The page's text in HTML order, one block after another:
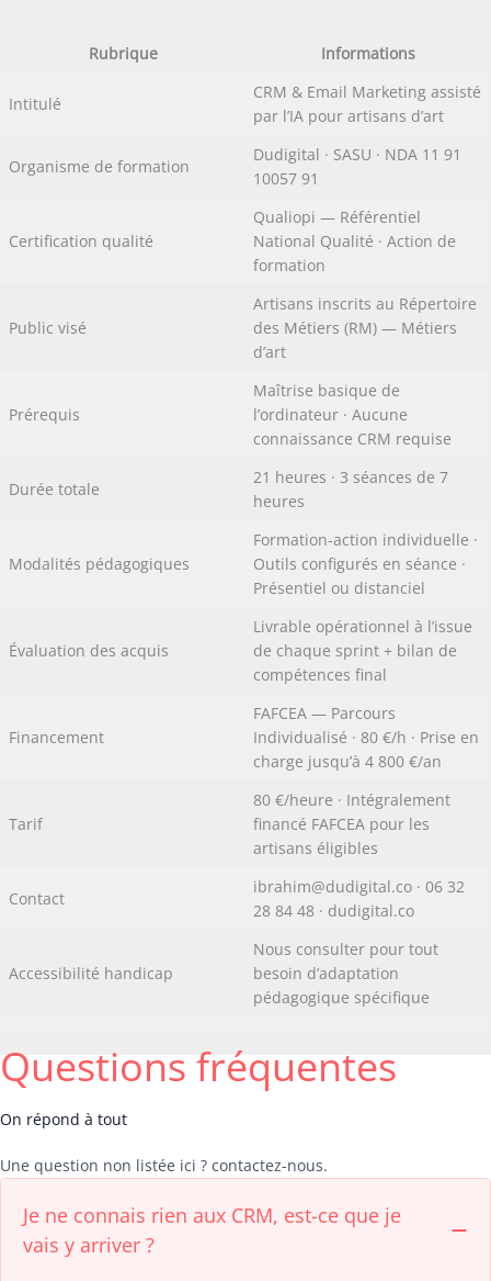
Rubrique Informations
Intitulé
CRM & Email Marketing assisté
par l’IA pour artisans d’art
Organisme de formation
Dudigital · SASU · NDA 11 91
10057 91
Certification qualité
Qualiopi — Référentiel
National Qualité · Action de
formation
Public visé
Artisans inscrits au Répertoire
des Métiers (RM) — Métiers
d’art
Prérequis
Maîtrise basique de
l’ordinateur · Aucune
connaissance CRM requise
Durée totale
21 heures · 3 séances de 7
heures
Modalités pédagogiques
Formation-action individuelle ·
Outils configurés en séance ·
Présentiel ou distanciel
Évaluation des acquis
Livrable opérationnel à l’issue
de chaque sprint + bilan de
compétences final
Financement
FAFCEA — Parcours
Individualisé · 80 €/h · Prise en
charge jusqu’à 4 800 €/an
Tarif
80 €/heure · Intégralement
financé FAFCEA pour les
artisans éligibles
Contact
ibrahim@dudigital.co · 06 32
28 84 48 · dudigital.co
Accessibilité handicap
Nous consulter pour tout
besoin d’adaptation
pédagogique spécifique
Questions fréquentes
On répond à tout
Une question non listée ici ? contactez-nous.
Je ne connais rien aux CRM, est-ce que je
vais y arriver ?